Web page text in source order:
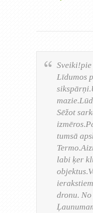
Sveiki!pie
Līdumos
Sēžot
tumsā
labi ķer
dronu.